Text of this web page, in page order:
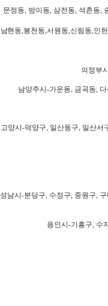
문정동, 방이동, 삼전동, 석촌동,
남현동,봉천동,서원동,신림동,인
의정부
남양주시-가운동, 금곡동,
고양시-덕양구, 일산동구, 일산서
성남시-분당구, 수정구, 중원구,
용인시-기흥구, 수